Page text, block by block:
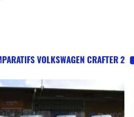
VOLKSWAGEN CRAFTER 2